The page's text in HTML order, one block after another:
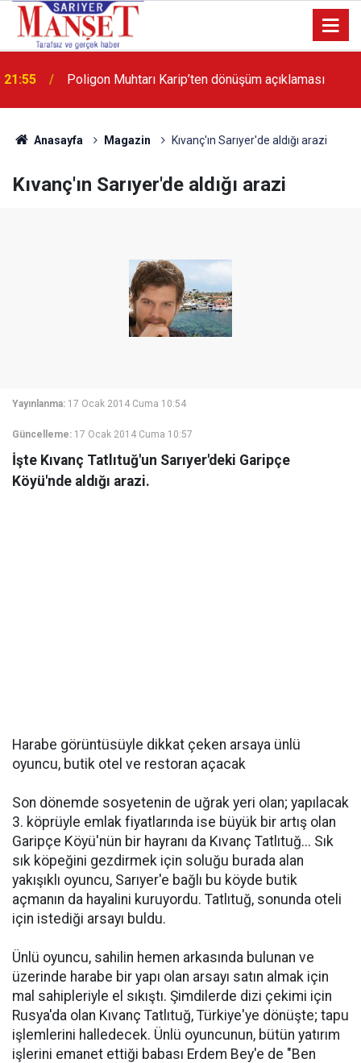
13:36 'Poligon'da İstanbul'a örnek proje gerçekleştirilecek'
Anasayfa Magazin Kıvanç'ın Sarıyer'de aldığı arazi
Kıvanç'ın Sarıyer'de aldığı arazi
Yayınlanma: 17 Ocak 2014 Cuma 10:54
Güncelleme: 17 Ocak 2014 Cuma 10:57
İşte Kıvanç Tatlıtuğ'un Sarıyer'deki Garipçe
Köyü'nde aldığı arazi.
Harabe görüntüsüyle dikkat çeken arsaya ünlü
oyuncu, butik otel ve restoran açacak
Son dönemde sosyetenin de uğrak yeri olan; yapılacak
3. köprüyle emlak fiyatlarında ise büyük bir artış olan
Garipçe Köyü'nün bir hayranı da Kıvanç Tatlıtuğ... Sık
sık köpeğini gezdirmek için soluğu burada alan
yakışıklı oyuncu, Sarıyer'e bağlı bu köyde butik
açmanın da hayalini kuruyordu. Tatlıtuğ, sonunda oteli
için istediği arsayı buldu.
Ünlü oyuncu, sahilin hemen arkasında bulunan ve
üzerinde harabe bir yapı olan arsayı satın almak için
mal sahipleriyle el sıkıştı. Şimdilerde dizi çekimi için
Rusya'da olan Kıvanç Tatlıtuğ, Türkiye'ye dönüşte; tapu
işlemlerini halledecek. Ünlü oyuncunun, bütün yatırım
işlerini emanet ettiği babası Erdem Bey'e de "Ben